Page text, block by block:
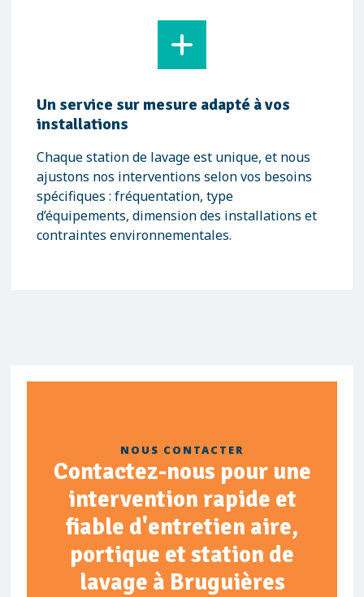
Un service sur mesure adapté à vos
installations
Chaque station de lavage est unique, et nous
ajustons nos interventions selon vos besoins
spécifiques : fréquentation, type
d’équipements, dimension des installations et
contraintes environnementales.
NOUS CONTACTER
Contactez-nous pour une
intervention rapide et
fiable d'entretien aire,
portique et station de
lavage à Bruguières